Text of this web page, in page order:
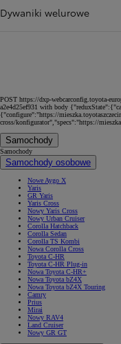
Dywaniki welurowe
POST https://dxp-webcarconfig.toyota-
a2e4d25ef931 with body
{"configure":"https://
cross/konfigurator","specs":"https://
Samochody
Samochody
Samochody osobowe
Nowe Aygo X
Yaris
GR Yaris
Yaris Cross
Nowy Yaris Cross
Nowy Urban Cruiser
Corolla Hatchback
Corolla Sedan
Corolla TS Kombi
Nowa Corolla Cross
Toyota C-HR
Toyota C-HR Plug-in
Nowa Toyota C-HR+
Nowa Toyota bZ4X
Nowa Toyota bZ4X Touring
Camry
Prius
Mirai
Nowy RAV4
Land Cruiser
Nowy GR GT